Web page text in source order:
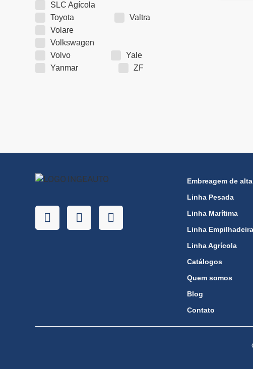
SLC Agícola
Toyota
Valtra
Volare
Volkswagen
Volvo
Yale
Yanmar
ZF
Embreagem de
Linha Pesada
Linha Marítima
Linha
Linha Agrícola
Catálogos
Quem somos
Blog
Contato